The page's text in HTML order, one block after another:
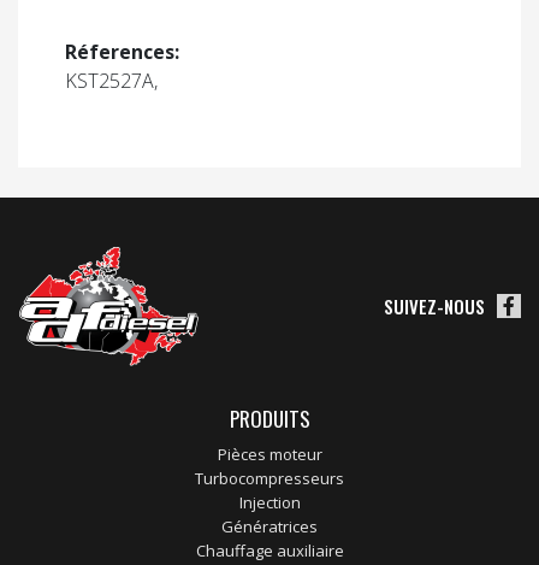
Réferences:
KST2527A,
SUIVEZ-NOUS
PRODUITS
Pièces moteur
Turbocompresseurs
Injection
Génératrices
Chauffage auxiliaire